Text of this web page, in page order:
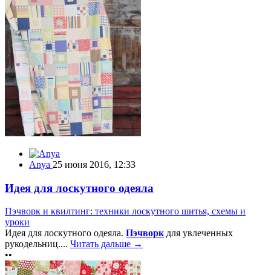
Anya 25 июня 2016, 12:33
Идея для лоскутного одеяла
Пэчворк и квилтинг: техники лоскутного шитья, схемы и
уроки
Идея для лоскутного одеяла. Пэчворк для увлеченных
рукодельниц.... Читать дальше →
••